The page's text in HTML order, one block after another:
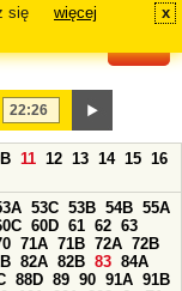
się
więcej x
11 12 13 14 15 16
53C 53B 54B 55A
60D 61 62 63
71A 71B 72A 72B
82A 82B 83 84A
88D 89 90 91A 91B